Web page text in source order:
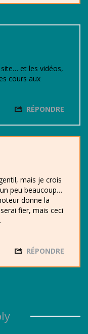
et les vidéos,
cours aux
RÉPONDRE
mais je crois
peu beaucoup…
donne la
fier, mais ceci
RÉPONDRE